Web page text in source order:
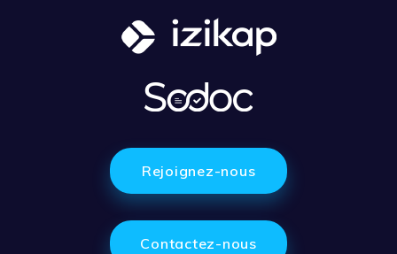
Rejoignez-nous
Contactez-nous